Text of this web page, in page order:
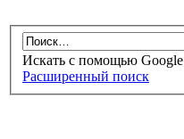
Искать с помощью Google
Расширенный поиск